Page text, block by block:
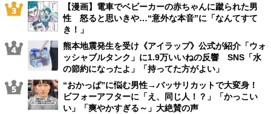
【漫画】電車でベビーカーの赤ちゃんに蹴られた男
性 怒ると思いきや…“意外な本音”に「なんてすて
き！」
熊本地震発生を受け《アイラップ》公式が紹介「ウォ
ッシャブルタンク」に1.9万いいねの反響 SNS「水
の節約になったよ」「持ってた方がよい」
“おかっぱ”に悩む男性→バッサリカットで大変身！
ビフォーアフターに「え、同じ人！？」「かっこい
い」「爽やかすぎる～」大絶賛の声